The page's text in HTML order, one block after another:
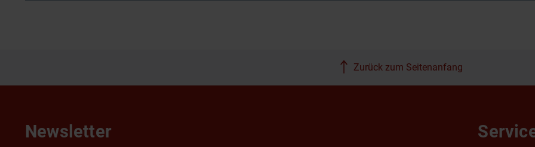
Zurück zum Seitenanfang
Newsletter